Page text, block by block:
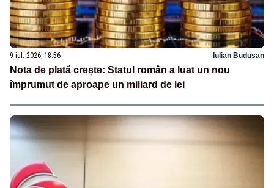
9 iul. 2026, 18:56 Iulian Budusan
Nota de plată crește: Statul român a luat un nou
împrumut de aproape un miliard de lei